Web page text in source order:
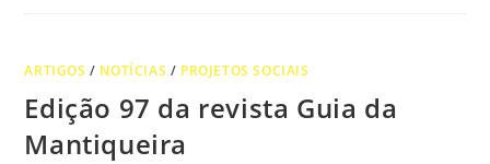
ARTIGOS / NOTÍCIAS / PROJETOS SOCIAIS
Edição 97 da revista Guia da
Mantiqueira